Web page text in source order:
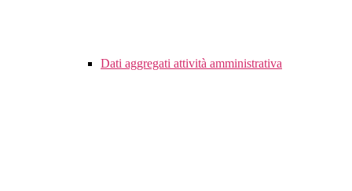
Dati aggregati attività amministrativa